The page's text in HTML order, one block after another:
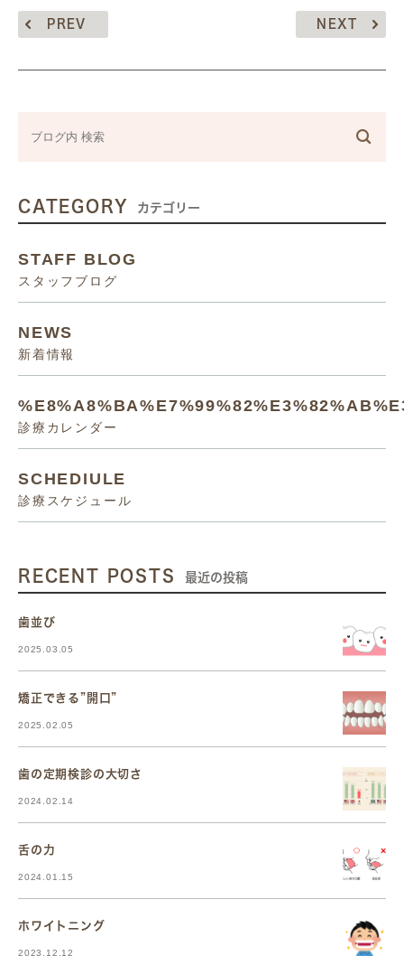
PREV NEXT
CATEGORY カテゴリー
STAFF BLOG
スタッフブログ
NEWS
新着情報
診療カレンダー
SCHEDIULE
診療スケジュール
RECENT POSTS 最近の投稿
歯並び
2025.03.05
矯正できる”開口”
2025.02.05
歯の定期検診の大切さ
2024.02.14
舌の力
2024.01.15
ホワイトニング
2023.12.12